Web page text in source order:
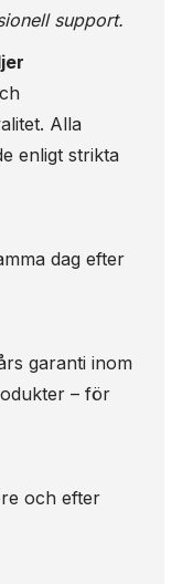
support.
Alla
enligt strikta
dag efter
garanti inom
– för
och efter